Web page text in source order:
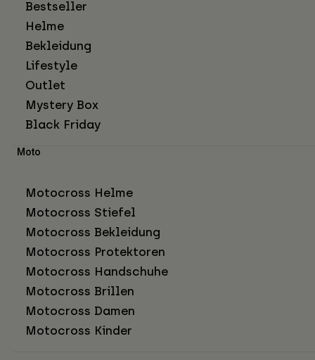
Bestseller
Helme
Bekleidung
Lifestyle
Outlet
Mystery Box
Black Friday
Moto
Motocross Helme
Motocross Stiefel
Motocross Bekleidung
Motocross Protektoren
Motocross Handschuhe
Motocross Brillen
Motocross Damen
Motocross Kinder